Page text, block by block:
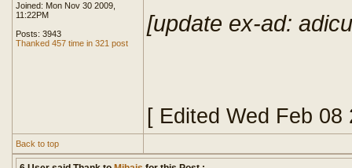
Joined: Mon Nov 30 2009,
11:22PM
Posts: 3943
Thanked 457 time in 321 post
[update ex-ad:
[ Edited Wed Feb 08
Back to top